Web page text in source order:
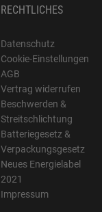
RECHTLICHES
Datenschutz
Cookie-Einstellungen
AGB
Vertrag widerrufen
Beschwerden &
Streitschlichtung
Batteriegesetz &
Verpackungsgesetz
Neues Energielabel
2021
Impressum